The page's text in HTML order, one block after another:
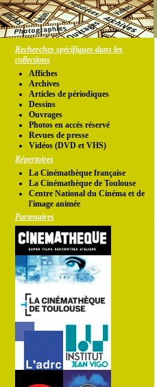
Recherches spécifiques dans les
collections
Affiches
Archives
Articles de périodiques
Dessins
Ouvrages
Photos en accés réservé
Revues de presse
Vidéos (DVD et VHS)
Répertoires
La Cinémathèque française
La Cinémathèque de Toulouse
Centre National du Cinéma et de
l'image animée
Partenaires